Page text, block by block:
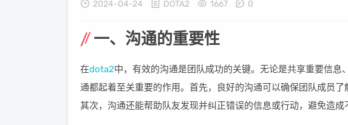
2024-04-24 DOTA2 1667 0
一、沟通的重要性
在dota2中，有效的沟通是团队成功的关键。无论是共享重要信息
通都起着至关重要的作用。首先，良好的沟通可以确保团队成员了
其次，沟通还能帮助队友发现并纠正错误的信息或行动，避免造成